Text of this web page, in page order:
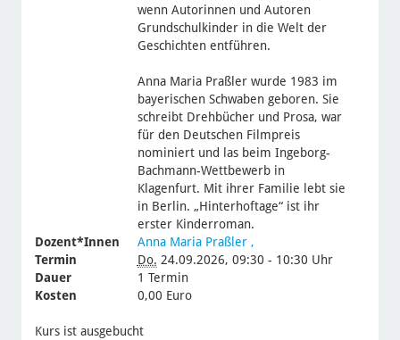
wenn Autorinnen und Autoren
Grundschulkinder in die Welt der
Geschichten entführen.
Anna Maria Praßler wurde 1983 im
bayerischen Schwaben geboren. Sie
schreibt Drehbücher und Prosa, war
für den Deutschen Filmpreis
nominiert und las beim Ingeborg-
Bachmann-Wettbewerb in
Klagenfurt. Mit ihrer Familie lebt sie
in Berlin. „Hinterhoftage“ ist ihr
erster Kinderroman.
Dozent*Innen
Anna Maria Praßler ,
Termin
Do. 24.09.2026, 09:30 - 10:30 Uhr
Dauer
1 Termin
Kosten
0,00 Euro
Kurs ist ausgebucht